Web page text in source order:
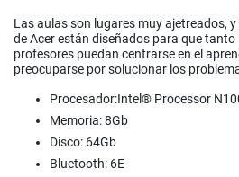
Las aulas son lugares muy ajetreados,
de Acer están diseñados para que
profesores puedan centrarse en el
preocuparse por solucionar los
Procesador:Intel® Processor
Memoria: 8Gb
Disco: 64Gb
Bluetooth: 6E